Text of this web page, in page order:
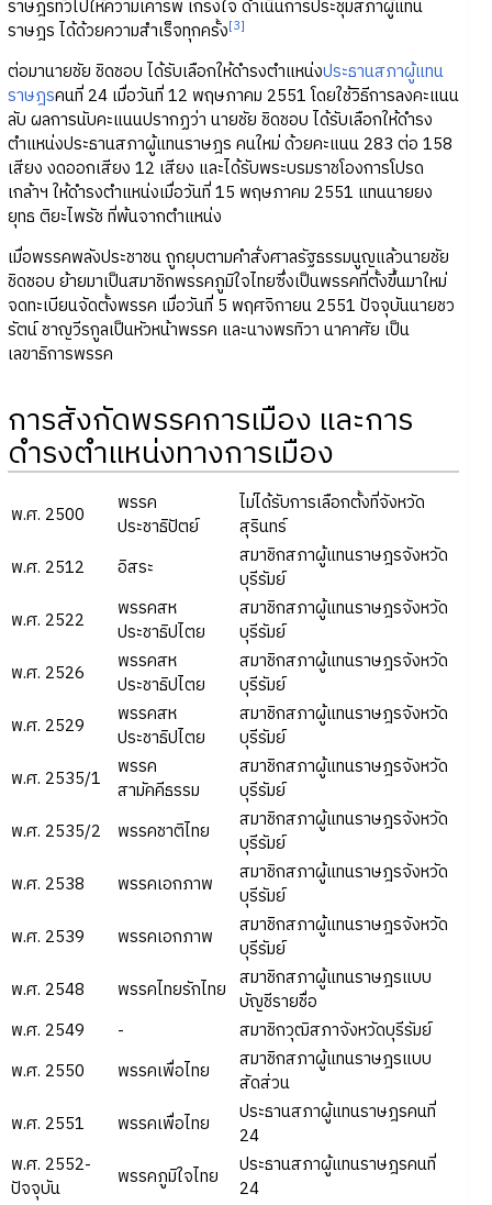
ราษฎรทั่วไปให้ความเคารพ เกรงใจ ดำเนินการประชุมสภาผู้แทน
ราษฎร ได้ด้วยความสำเร็จทุกครั้ง[3]
ต่อมานายชัย ชิดชอบ ได้รับเลือกให้ดำรงตำแหน่งประธานสภาผู้แทน
ราษฎรคนที่ 24 เมื่อวันที่ 12 พฤษภาคม 2551 โดยใช้วิธีการลงคะแนน
ลับ ผลการนับคะแนนปรากฏว่า นายชัย ชิดชอบ ได้รับเลือกให้ดำรง
ตำแหน่งประธานสภาผู้แทนราษฎร คนใหม่ ด้วยคะแนน 283 ต่อ 158
เสียง งดออกเสียง 12 เสียง และได้รับพระบรมราชโองการโปรด
เกล้าฯ ให้ดำรงตำแหน่งเมื่อวันที่ 15 พฤษภาคม 2551 แทนนายยง
ยุทธ ติยะไพรัช ที่พ้นจากตำแหน่ง
เมื่อพรรคพลังประชาชน ถูกยุบตามคำสั่งศาลรัฐธรรมนูญแล้วนายชัย
ชิดชอบ ย้ายมาเป็นสมาชิกพรรคภูมิใจไทยซึ่งเป็นพรรคที่ตั้งขึ้นมาใหม่
จดทะเบียนจัดตั้งพรรค เมื่อวันที่ 5 พฤศจิกายน 2551 ปัจจุบันนายชว
รัตน์ ชาญวีรกูลเป็นหัวหน้าพรรค และนางพรทิวา นาคาศัย เป็น
เลขาธิการพรรค
การสังกัดพรรคการเมือง และการ
ดำรงตำแหน่งทางการเมือง
พ.ศ. 2500
พรรค
ประชาธิปัตย์
ไม่ได้รับการเลือกตั้งที่จังหวัด
สุรินทร์
พ.ศ. 2512
อิสระ
สมาชิกสภาผู้แทนราษฎรจังหวัด
บุรีรัมย์
พ.ศ. 2522
พรรคสห
ประชาธิปไตย
สมาชิกสภาผู้แทนราษฎรจังหวัด
บุรีรัมย์
พ.ศ. 2526
พรรคสห
ประชาธิปไตย
สมาชิกสภาผู้แทนราษฎรจังหวัด
บุรีรัมย์
พ.ศ. 2529
พรรคสห
ประชาธิปไตย
สมาชิกสภาผู้แทนราษฎรจังหวัด
บุรีรัมย์
พ.ศ. 2535/1
พรรค
สามัคคีธรรม
สมาชิกสภาผู้แทนราษฎรจังหวัด
บุรีรัมย์
พ.ศ. 2535/2
พรรคชาติไทย
สมาชิกสภาผู้แทนราษฎรจังหวัด
บุรีรัมย์
พ.ศ. 2538
พรรคเอกภาพ
สมาชิกสภาผู้แทนราษฎรจังหวัด
บุรีรัมย์
พ.ศ. 2539
พรรคเอกภาพ
สมาชิกสภาผู้แทนราษฎรจังหวัด
บุรีรัมย์
พ.ศ. 2548
พรรคไทยรักไทย สมาชิกสภาผู้แทนราษฎรแบบ
บัญชีรายชื่อ
พ.ศ. 2549
-
สมาชิกวุฒิสภาจังหวัดบุรีรัมย์
พ.ศ. 2550
พรรคเพื่อไทย
สมาชิกสภาผู้แทนราษฎรแบบ
สัดส่วน
พ.ศ. 2551
พรรคเพื่อไทย
ประธานสภาผู้แทนราษฎรคนที่
24
พ.ศ. 2552-
ปัจจุบัน
พรรคภูมิใจไทย
ประธานสภาผู้แทนราษฎรคนที่
24